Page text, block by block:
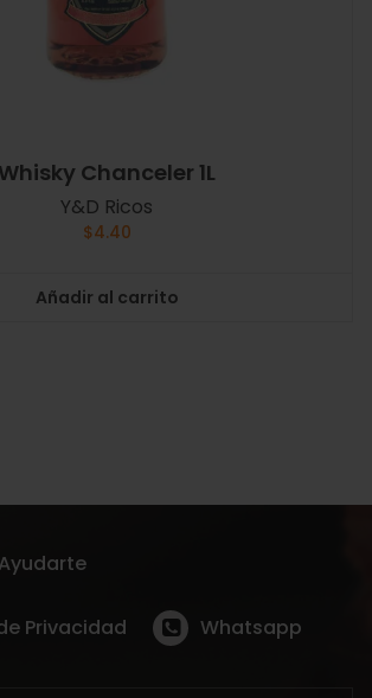
Whisky Chanceler 1L
Y&D Ricos
$4.40
Añadir al carrito
Privacidad Whatsapp